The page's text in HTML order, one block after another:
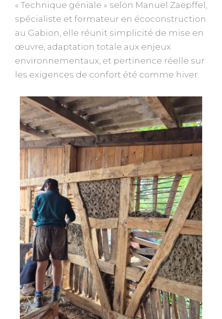
« Technique géniale » selon Manuel Zaepffel,
spécialiste et formateur en écoconstruction
au Gabion, elle réunit simplicité de mise en
œuvre, adaptation totale aux enjeux
environnementaux, et pertinence réelle sur
les exigences de confort été comme hiver.